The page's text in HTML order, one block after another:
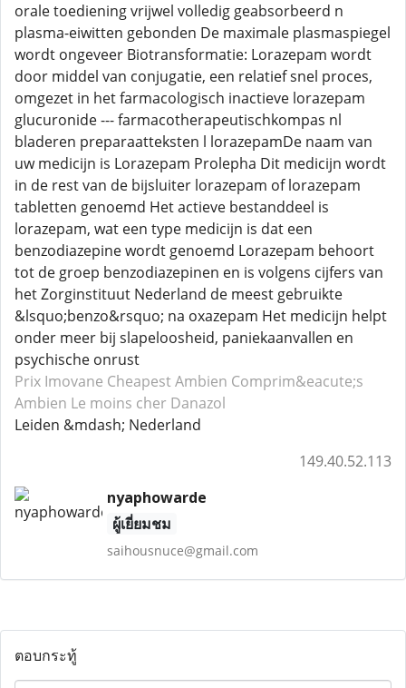
orale toediening vrijwel volledig geabsorbeerd n
plasma-eiwitten gebonden De maximale plasmaspiegel
wordt ongeveer Biotransformatie: Lorazepam wordt
door middel van conjugatie, een relatief snel proces,
omgezet in het farmacologisch inactieve lorazepam
glucuronide --- farmacotherapeutischkompas nl
bladeren preparaatteksten l lorazepamDe naam van
uw medicijn is Lorazepam Prolepha Dit medicijn wordt
in de rest van de bijsluiter lorazepam of lorazepam
tabletten genoemd Het actieve bestanddeel is
lorazepam, wat een type medicijn is dat een
benzodiazepine wordt genoemd Lorazepam behoort
tot de groep benzodiazepinen en is volgens cijfers van
het Zorginstituut Nederland de meest gebruikte
&lsquo;benzo&rsquo; na oxazepam Het medicijn helpt
onder meer bij slapeloosheid, paniekaanvallen en
psychische onrust
Prix Imovane Cheapest Ambien Comprim&eacute;s
Ambien Le moins cher Danazol
Leiden &mdash; Nederland
149.40.52.113
nyaphowarde
ผู้เยี่ยมชม
saihousnuce@gmail.com
ตอบกระทู้